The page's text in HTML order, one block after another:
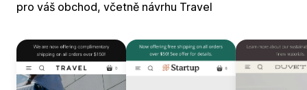
pro váš obchod, včetně návrhu Travel